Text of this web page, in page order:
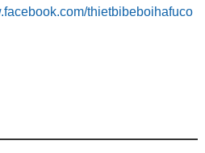
thietbibeboihafuco